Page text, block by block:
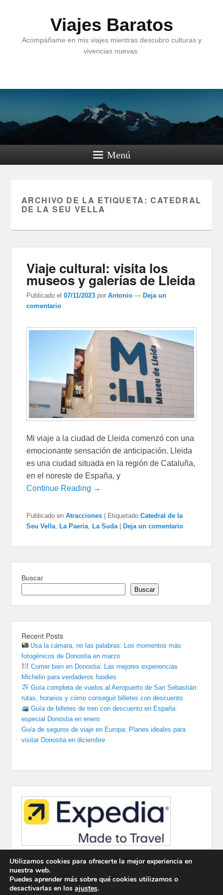
Viajes Baratos
Acompáñame en mis viajes mientras descubro culturas y
vivencias nuevas.
Menú
ARCHIVO DE LA ETIQUETA: CATEDRAL
DE LA SEU VELLA
Viaje cultural: visita los
museos y galerías de Lleida
Publicado el 07/11/2023 porAntonio — Deja un
comentario
Mi viaje a la ciudad de Lleida comenzó con una
emocionante sensación de anticipación. Lleida
es una ciudad situada en la región de Cataluña,
en el noreste de España, y
Continue Reading →
Publicado en Atracciones Etiquetado Catedral de la
Seu Vella, La Paeria, La Suda Deja un comentario
Buscar
Buscar
Recent Posts
Usa la cámara, no las palabras: Los momentos más
fotogénicos de Donostia en marzo
Comer bien en Donostia: Las mejores experiencias
Michelin para verdaderos foodies
Guía completa de vuelos al Aeropuerto de San Sebastián:
rutas, horarios y cómo conseguir billetes con descuento
Guía de billetes de tren con descuento en España:
especial Donostia en enero
Guía de seguros de viaje en Europa: Planes ideales para
visitar Donostia en diciembre
Copyright © 2026Viajes Baratos
Utilizamos cookies para ofrecerte la mejor experiencia en
nuestra web.
Puedes aprender más sobre qué cookies utilizamos o
desactivarlas en los ajustes.